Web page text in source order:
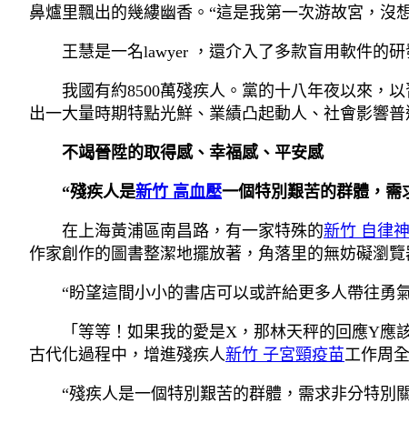
鼻爐里飄出的幾縷幽香。“這是我第一次游故宮，沒
王慧是一名lawyer ，還介入了多款盲用軟件的
我國有約8500萬殘疾人。黨的十八年夜以來，
出一大量時期特點光鮮、業績凸起動人、社會影響
不竭晉陞的取得感、幸福感、平安感
“殘疾人是新竹 高血壓一個特別艱苦的群體，需
在上海黃浦區南昌路，有一家特殊的新竹 自律
作家創作的圖書整潔地擺放著，角落里的無妨礙瀏
“盼望這間小小的書店可以或許給更多人帶往勇
「等等！如果我的愛是X，那林天秤的回應Y
古代化過程中，增進殘疾人新竹 子宮頸疫苗工作周
“殘疾人是一個特別艱苦的群體，需求非分特別